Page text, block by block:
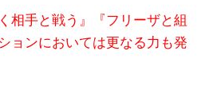
相手と戦う』『フリーザと組
ョンにおいては更なる力も発